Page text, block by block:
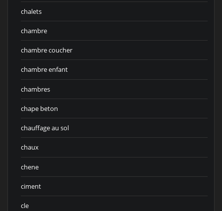
chalets
chambre
chambre coucher
chambre enfant
chambres
chape beton
chauffage au sol
chaux
chene
ciment
cle